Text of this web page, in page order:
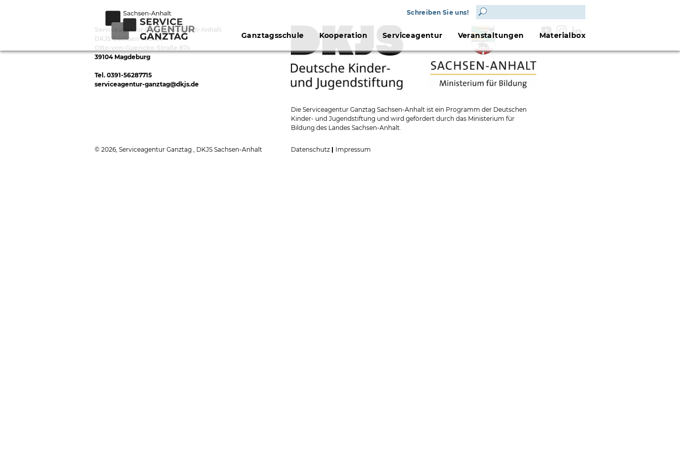
Schreiben Sie uns!
Ganztagsschule Kooperation Serviceagentur Veranstaltungen Materialbox
Serviceagentur Ganztag Sachsen-Anhalt
DKJS Sachsen-Anhalt
Otto-von-Guericke-Straße 87a
39104 Magdeburg
Tel. 0391-56287715
serviceagentur-ganztag@dkjs.de
Die Serviceagentur Ganztag Sachsen-Anhalt ist ein Programm der Deutschen
Kinder- und Jugendstiftung und wird gefördert durch das Ministerium für
Bildung des Landes Sachsen-Anhalt.
© 2026, Serviceagentur Ganztag , DKJS Sachsen-Anhalt Datenschutz Impressum